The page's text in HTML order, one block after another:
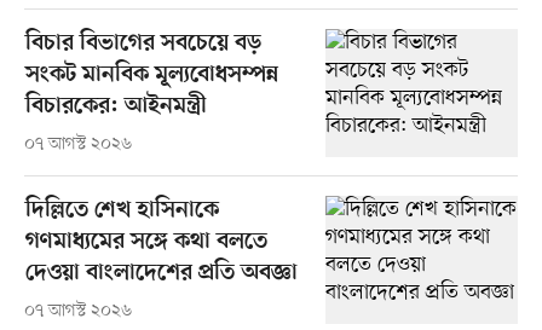
বিচার বিভাগের সবচেয়ে বড়
সংকট মানবিক মূল্যবোধসম্পন্ন
বিচারকের: আইনমন্ত্রী
০৭ আগস্ট ২০২৬
দিল্লিতে শেখ হাসিনাকে
গণমাধ্যমের সঙ্গে কথা বলতে
দেওয়া বাংলাদেশের প্রতি অবজ্ঞা
০৭ আগস্ট ২০২৬